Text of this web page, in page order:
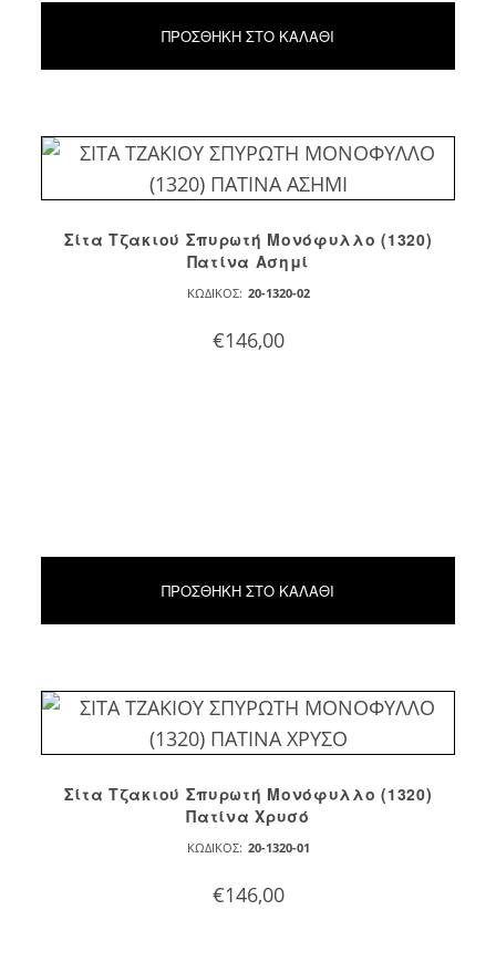
ΠΡΟΣΘΉΚΗ ΣΤΟ ΚΑΛΆΘΙ
Σίτα Τζακιού Σπυρωτή Μονόφυλλο (1320)
Πατίνα Ασημί
ΚΩΔΙΚΌΣ: 20-1320-02
€146,00
ΠΡΟΣΘΉΚΗ ΣΤΟ ΚΑΛΆΘΙ
Σίτα Τζακιού Σπυρωτή Μονόφυλλο (1320)
Πατίνα Χρυσό
ΚΩΔΙΚΌΣ: 20-1320-01
€146,00